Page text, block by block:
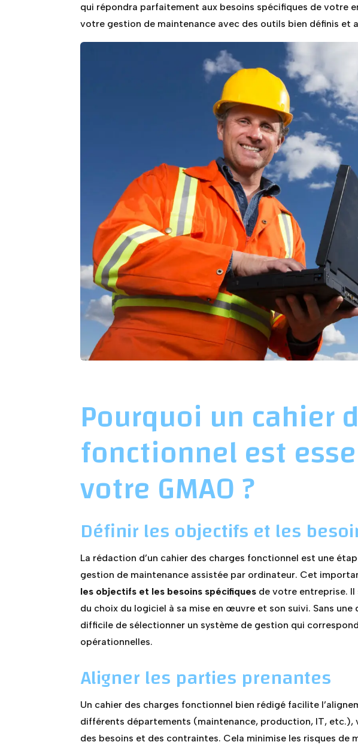
qui répondra parfaitement aux besoins spécifiques de votre
votre gestion de maintenance avec des outils bien définis et
Pourquoi un cahier
fonctionnel est
votre GMAO ?
Définir les objectifs et les
La rédaction d’un cahier des charges fonctionnel est une
gestion de maintenance assistée par ordinateur. Cet
les objectifs et les besoins spécifiques de votre entreprise.
du choix du logiciel à sa mise en œuvre et son suivi. Sans
difficile de sélectionner un système de gestion qui
opérationnelles.
Aligner les parties prenantes
Un cahier des charges fonctionnel bien rédigé facilite
différents départements (maintenance, production, IT, etc.),
des besoins et des contraintes. Cela minimise les risques de